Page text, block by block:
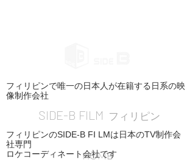
フィリピンで唯一の日本人が在籍する日系の映
像制作会社
SIDE-B FILM フィリピン
HOME
フィリピンのSIDE-B FI LMは日本のTV制作会
社専門
ロケコーディネート会社です